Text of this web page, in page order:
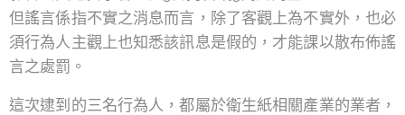
但謠言係指不實之消息而言，除了客觀上為不實外，也必
須行為人主觀上也知悉該訊息是假的，才能課以散布佈謠
言之處罰。
這次逮到的三名行為人，都屬於衛生紙相關產業的業者，